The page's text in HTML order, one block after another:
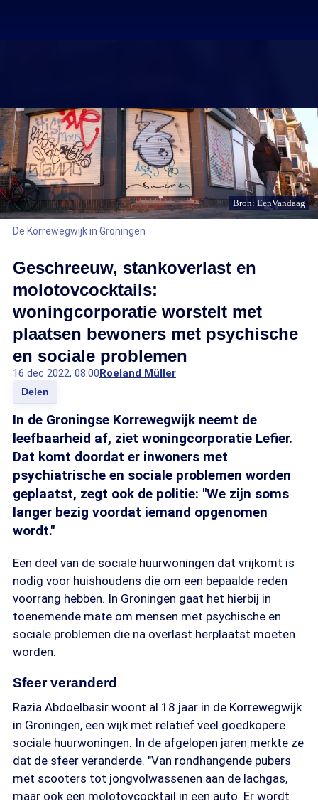
Bron: EenVandaag
De Korrewegwijk in Groningen
Geschreeuw, stankoverlast en
molotovcocktails:
woningcorporatie worstelt met
plaatsen bewoners met psychische
en sociale problemen
16 dec 2022, 08:00Roeland Müller
Delen
In de Groningse Korrewegwijk neemt de
leefbaarheid af, ziet woningcorporatie Lefier.
Dat komt doordat er inwoners met
psychiatrische en sociale problemen worden
geplaatst, zegt ook de politie: "We zijn soms
langer bezig voordat iemand opgenomen
wordt."
Een deel van de sociale huurwoningen dat vrijkomt is
nodig voor huishoudens die om een bepaalde reden
voorrang hebben. In Groningen gaat het hierbij in
toenemende mate om mensen met psychische en
sociale problemen die na overlast herplaatst moeten
worden.
Sfeer veranderd
Razia Abdoelbasir woont al 18 jaar in de Korrewegwijk
in Groningen, een wijk met relatief veel goedkopere
sociale huurwoningen. In de afgelopen jaren merkte ze
dat de sfeer veranderde. "Van rondhangende pubers
met scooters tot jongvolwassenen aan de lachgas,
maar ook een molotovcocktail in een auto. Er wordt